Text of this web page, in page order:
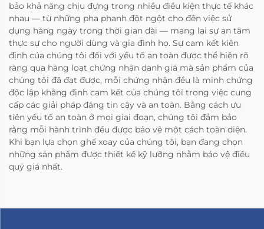
bảo khả năng chịu đựng trong nhiều điều kiện thực tế khác
nhau — từ những pha phanh đột ngột cho đến việc sử
dụng hàng ngày trong thời gian dài — mang lại sự an tâm
thực sự cho người dùng và gia đình họ. Sự cam kết kiên
định của chúng tôi đối với yếu tố an toàn được thể hiện rõ
ràng qua hàng loạt chứng nhận danh giá mà sản phẩm của
chúng tôi đã đạt được, mỗi chứng nhận đều là minh chứng
độc lập khẳng định cam kết của chúng tôi trong việc cung
cấp các giải pháp đáng tin cậy và an toàn. Bằng cách ưu
tiên yếu tố an toàn ở mọi giai đoạn, chúng tôi đảm bảo
rằng mỗi hành trình đều được bảo vệ một cách toàn diện.
Khi bạn lựa chọn ghế xoay của chúng tôi, bạn đang chọn
những sản phẩm được thiết kế kỹ lưỡng nhằm bảo vệ điều
quý giá nhất.